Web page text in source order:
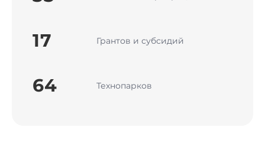
17 Грантов и субсидий
64 Технопарков